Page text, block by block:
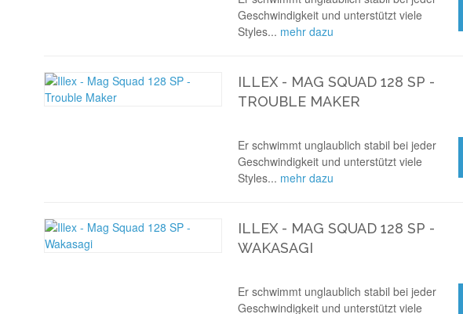
Geschwindigkeit und unterstützt viele
Styles... mehr dazu
ILLEX - MAG SQUAD 128 SP -
TROUBLE MAKER
Er schwimmt unglaublich stabil bei jeder
Geschwindigkeit und unterstützt viele
Styles... mehr dazu
ILLEX - MAG SQUAD 128 SP -
WAKASAGI
Er schwimmt unglaublich stabil bei jeder
Geschwindigkeit und unterstützt viele